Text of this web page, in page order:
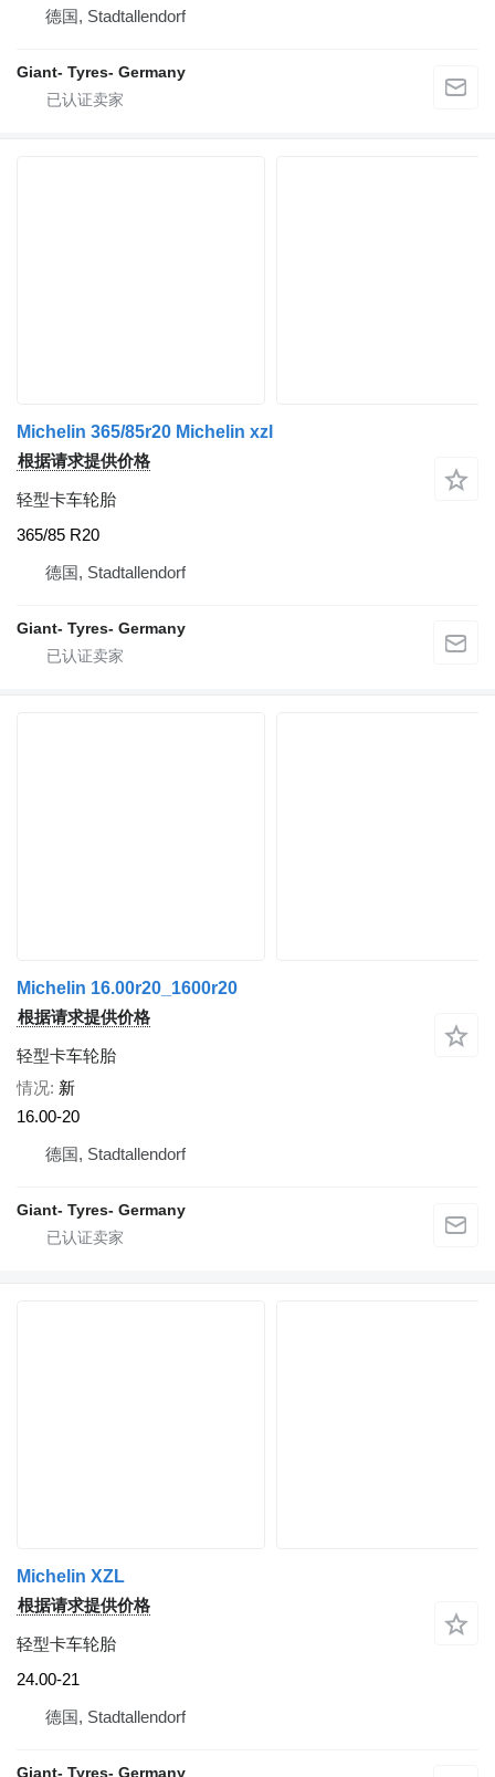
德国, Stadtallendorf
Giant- Tyres- Germany
Michelin 365/85r20 Michelin xzl
根据请求提供价格
轻型卡车轮胎
365/85 R20
德国, Stadtallendorf
Giant- Tyres- Germany
Michelin 16.00r20_1600r20
根据请求提供价格
轻型卡车轮胎
情况 新
16.00-20
德国, Stadtallendorf
Giant- Tyres- Germany
Michelin XZL
根据请求提供价格
轻型卡车轮胎
24.00-21
德国, Stadtallendorf
Giant- Tyres- Germany